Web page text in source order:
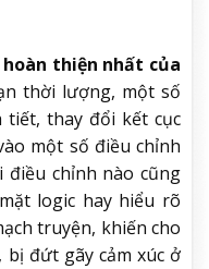
thiện nhất của
thời lượng, một số
thay đổi kết cục
một số điều chỉnh
điều chỉnh nào cũng
logic hay hiểu rõ
truyện, khiến cho
bị đứt gãy cảm xúc ở